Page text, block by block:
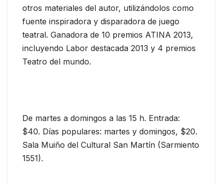
otros materiales del autor, utilizándolos como
fuente inspiradora y disparadora de juego
teatral. Ganadora de 10 premios ATINA 2013,
incluyendo Labor destacada 2013 y 4 premios
Teatro del mundo.
De martes a domingos a las 15 h. Entrada:
$40. Días populares: martes y domingos, $20.
Sala Muiño del Cultural San Martín (Sarmiento
1551).